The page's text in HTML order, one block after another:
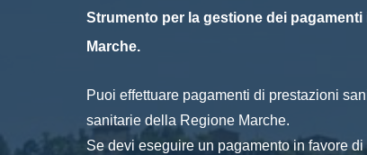
Strumento per la gestione dei
Marche.
Puoi effettuare pagamenti di prestazioni
sanitarie della Regione Marche.
Se devi eseguire un pagamento in favore